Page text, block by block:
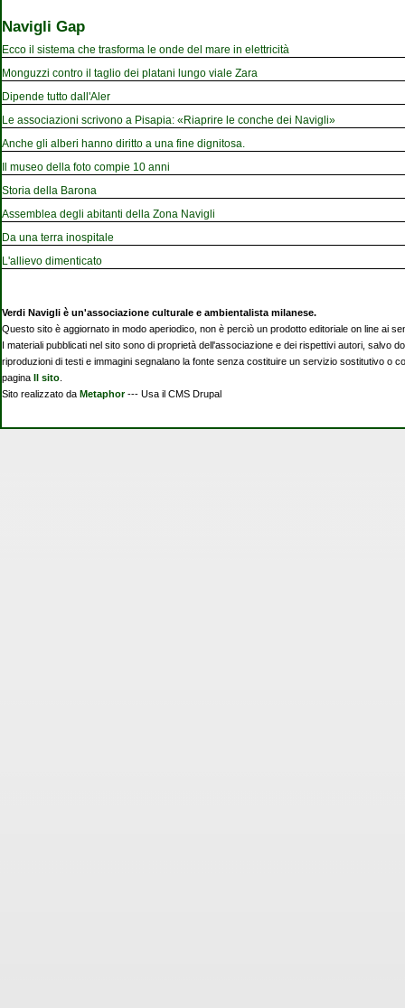
Navigli Gap
Ecco il sistema che trasforma le onde del mare in elettricità
Monguzzi contro il taglio dei platani lungo viale Zara
Dipende tutto dall'Aler
Le associazioni scrivono a Pisapia: «Riaprire le conche dei Navigli»
Anche gli alberi hanno diritto a una fine dignitosa.
Il museo della foto compie 10 anni
Storia della Barona
Assemblea degli abitanti della Zona Navigli
Da una terra inospitale
L'allievo dimenticato
Verdi Navigli è un'associazione culturale e ambientalista milanese.
Questo sito è aggiornato in modo aperiodico, non è perciò un prodotto editoriale on line ai
I materiali pubblicati nel sito sono di proprietà dell'associazione e dei rispettivi autori, salvo
riproduzioni di testi e immagini segnalano la fonte senza costituire un servizio sostitutivo o
pagina Il sito
Sito realizzato da Metaphor--- Usa il CMS Drupal